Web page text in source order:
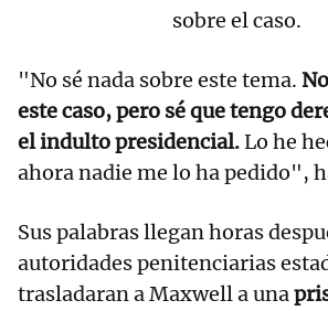
sobre el caso.
"No sé nada sobre este tema.
este caso, pero sé que tengo
el indulto presidencial.Lo he
ahora nadie me lo ha pedido",
Sus palabras llegan horas
autoridades penitenciarias
trasladaran a Maxwell a una